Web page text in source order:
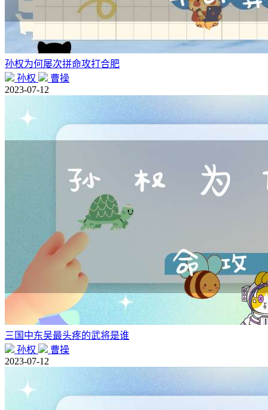
孙权为何屡次拼命攻打合肥
孙权
曹操
2023-07-12
三国中东吴最头疼的武将是谁
孙权
曹操
2023-07-12